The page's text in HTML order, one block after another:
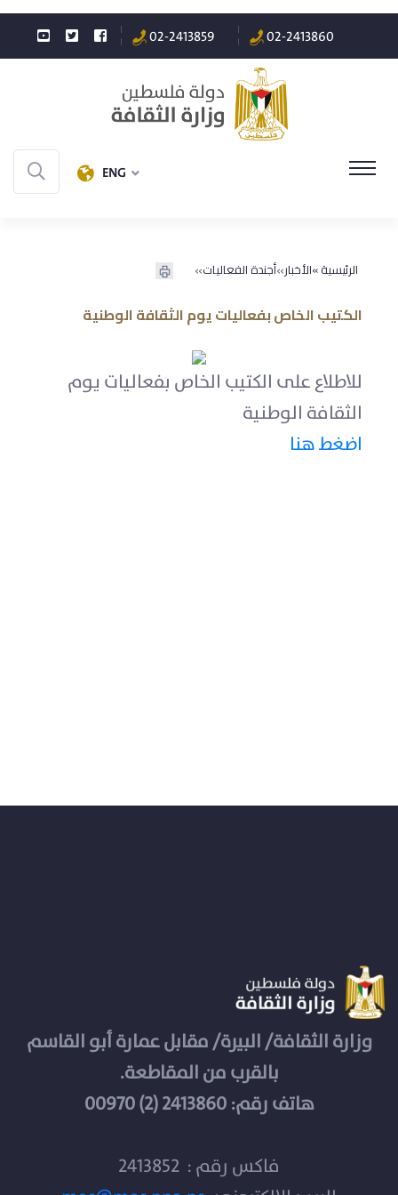
02-2413860
02-2413859
ENG
الرئيسية »الأخبار»أجندة الفعاليات»
الكتيب الخاص بفعاليات يوم الثقافة الوطنية
للاطلاع على الكتيب الخاص بفعاليات يوم
الثقافة الوطنية
اضغط هنا
وزارة الثقافة/ البيرة/ مقابل عمارة أبو القاسم
بالقرب من المقاطعة.
هاتف رقم: 2413860 (2) 00970
فاكس رقم : 2413852